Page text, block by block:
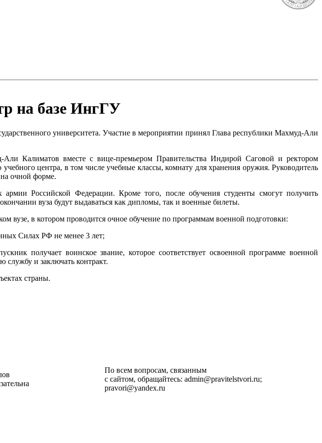
на базе ИнгГУ
университета. Участие в мероприятии принял Глава республики Махмуд-Али
Калиматов вместе с вице-премьером Правительства Индирой Саговой и ректором
центра, в том числе учебные классы, комнату для хранения оружия. Руководитель
очной форме.
Российской Федерации. Кроме того, после обучения студенты смогут получить
вуза будут выдаваться как дипломы, так и военные билеты.
вузе, в котором проводится очное обучение по программам военной подготовки:
Силах РФ не менее 3 лет;
получает воинское звание, которое соответствует освоенной программе военной
службу и заключать контракт.
страны.
По всем вопросам, связанным
с сайтом, обращайтесь: admin@pravitelstvori.ru;
pravori@yandex.ru